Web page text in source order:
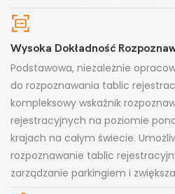
Wysoka Dokładność
Podstawowa, niezależnie
do rozpoznawania tablic
kompleksowy wskaźnik
rejestracyjnych na poziomie
krajach na całym świecie.
rozpoznawanie tablic
zarządzanie parkingiem i